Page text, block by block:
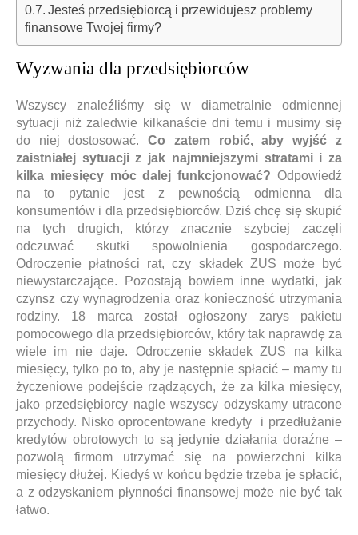
Jesteś przedsiębiorcą i przewidujesz problemy
finansowe Twojej firmy?
Wyzwania dla przedsiębiorców
Wszyscy znaleźliśmy się w diametralnie odmiennej
sytuacji niż zaledwie kilkanaście dni temu i musimy się
do niej dostosować. Co zatem robić, aby wyjść z
zaistniałej sytuacji z jak najmniejszymi stratami i za
kilka miesięcy móc dalej funkcjonować? Odpowiedź
na to pytanie jest z pewnością odmienna dla
konsumentów i dla przedsiębiorców. Dziś chcę się skupić
na tych drugich, którzy znacznie szybciej zaczęli
odczuwać skutki spowolnienia gospodarczego.
Odroczenie płatności rat, czy składek ZUS może być
niewystarczające. Pozostają bowiem inne wydatki, jak
czynsz czy wynagrodzenia oraz konieczność utrzymania
rodziny. 18 marca został ogłoszony zarys pakietu
pomocowego dla przedsiębiorców, który tak naprawdę za
wiele im nie daje. Odroczenie składek ZUS na kilka
miesięcy, tylko po to, aby je następnie spłacić – mamy tu
życzeniowe podejście rządzących, że za kilka miesięcy,
jako przedsiębiorcy nagle wszyscy odzyskamy utracone
przychody. Nisko oprocentowane kredyty i przedłużanie
kredytów obrotowych to są jedynie działania doraźne –
pozwolą firmom utrzymać się na powierzchni kilka
miesięcy dłużej. Kiedyś w końcu będzie trzeba je spłacić,
a z odzyskaniem płynności finansowej może nie być tak
łatwo.